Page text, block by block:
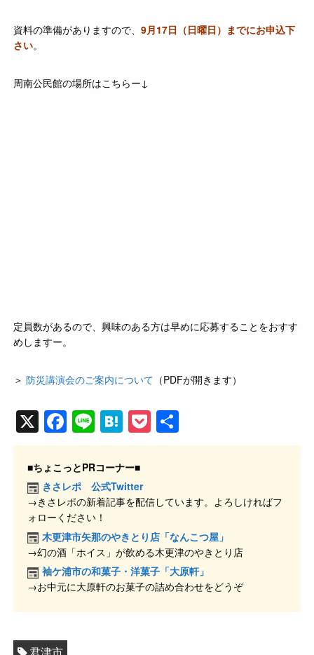
資料の準備がありますので、9月17日（日曜日）までにお申込下
さい。
周南公民館の場所はこちらー↓
定員数があるので、興味のある方は早めに応募することをおすす
めしますー。
＞防災講演会のご案内について （PDFが開きます）
X F
a
c
e
b
o
o
k
Li
n
e
H
at
e
n
a
P
o 有
■ちょこっとPRコーナー■
きさレポ 公式Twitter
→きさレポの新着記事を配信しています。よろしければフ
ォローください！
木更津市矢那のやきとり店「なんこつ屋」
→幻の酒「ホイス」が飲める木更津のやきとり店
袖ケ浦市の和菓子・洋菓子「大原軒」
→お中元に大原軒のお菓子の詰め合わせをどうぞ